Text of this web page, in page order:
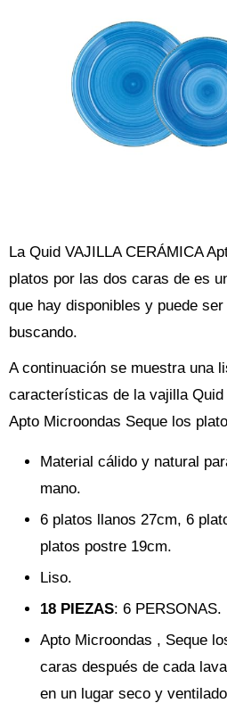
La Quid VAJILLA CERÁMICA
platos por las dos caras de es
que hay disponibles y puede
buscando.
A continuación se muestra una
características de la vajilla Quid
Apto Microondas Seque los
Material cálido y natural
mano.
6 platos llanos 27cm, 6
platos postre 19cm.
Liso.
18 PIEZAS: 6 PERSONAS.
Apto Microondas , Seque
caras después de cada
en un lugar seco y